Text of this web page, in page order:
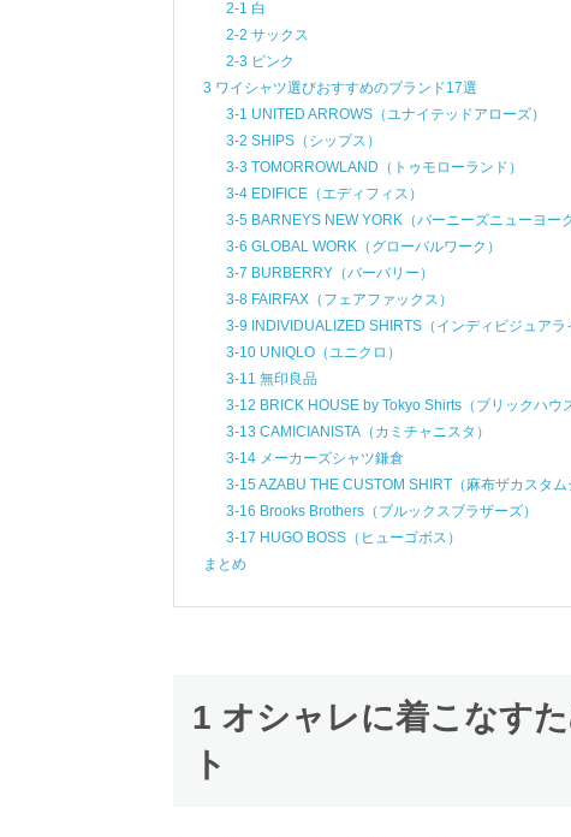
2-1 白
2-2 サックス
2-3 ピンク
3 ワイシャツ選びおすすめのブランド17選
3-1 UNITED ARROWS（ユナイテッドアローズ）
3-2 SHIPS（シップス）
3-3 TOMORROWLAND（トゥモローランド）
3-4 EDIFICE（エディフィス）
3-5 BARNEYS NEW YORK（バーニーズニューヨーク
3-6 GLOBAL WORK（グローバルワーク）
3-7 BURBERRY（バーバリー）
3-8 FAIRFAX（フェアファックス）
3-9 INDIVIDUALIZED SHIRTS（インディビジュアラ
3-10 UNIQLO（ユニクロ）
3-11 無印良品
3-12 BRICK HOUSE by Tokyo Shirts（ブリックハウ
3-13 CAMICIANISTA（カミチャニスタ）
3-14 メーカーズシャツ鎌倉
3-15 AZABU THE CUSTOM SHIRT（麻布ザカスタム
3-16 Brooks Brothers（ブルックスブラザーズ）
3-17 HUGO BOSS（ヒューゴボス）
まとめ
1 オシャレに着こなす
ト